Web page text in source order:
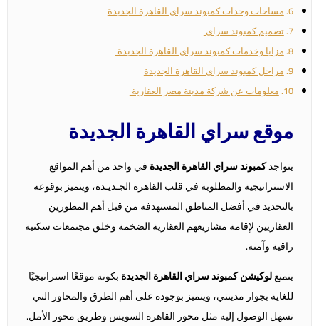
مساحات وحدات كمبوند سراي القاهرة الجديدة
تصميم كمبوند سراي
مزايا وخدمات كمبوند سراي القاهرة الجديدة
مراحل كمبوند سراي القاهرة الجديدة
معلومات عن شركة مدينة مصر العقارية
موقع سراي القاهرة الجديدة
يتواجدكمبوند سراي القاهرة الجديدةفي واحد من أهم المواقع
الاستراتيجية والمطلوبة في قلب القاهرة الجـديـدة، ويتميز بوقوعه
بالتحديد في أفضل المناطق المستهدفة من قبل أهم المطورين
العقاريين لإقامة مشاريعهم العقارية الضخمة وخلق مجتمعات سكنية
راقية وآمنة.
يتمتعلوكيشن كمبوند سراي القاهرة الجديدةبكونه موقعًا استراتيجيًا
للغاية بجوار مدينتي، ويتميز بوجوده على أهم الطرق والمحاور التي
تسهل الوصول إليه مثل محور القاهرة السويس وطريق محور الأمل.